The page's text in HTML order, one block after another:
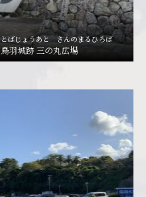
とばじょうあと さんのまるひろば
鳥羽城跡 三の丸広場